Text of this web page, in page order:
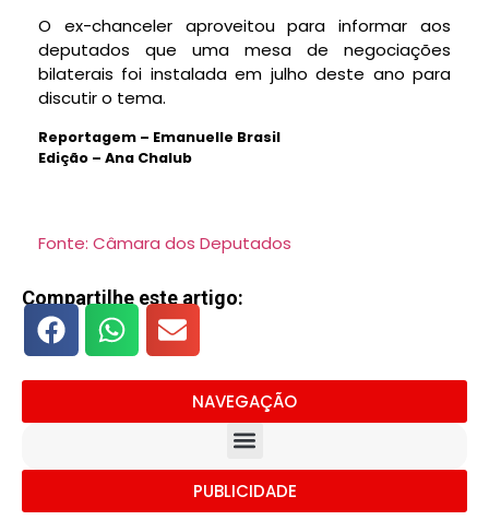
O ex-chanceler aproveitou para informar aos
deputados que uma mesa de negociações
bilaterais foi instalada em julho deste ano para
discutir o tema.
Reportagem – Emanuelle Brasil
Edição – Ana Chalub
Fonte: Câmara dos Deputados
Compartilhe este artigo:
NAVEGAÇÃO
PUBLICIDADE